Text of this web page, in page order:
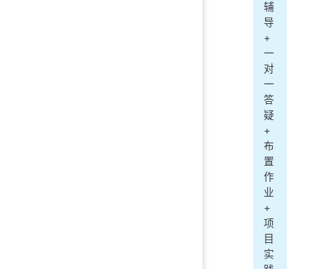
辅
导
+
一
对
一
答
疑
+
布
置
作
业
+
项
目
实